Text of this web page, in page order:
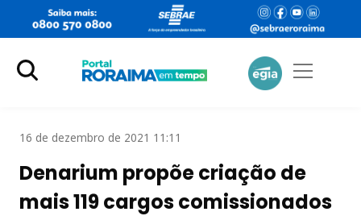
16 de dezembro de 2021 11:11
Denarium propõe criação de
mais 119 cargos comissionados